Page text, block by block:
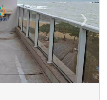
›Next